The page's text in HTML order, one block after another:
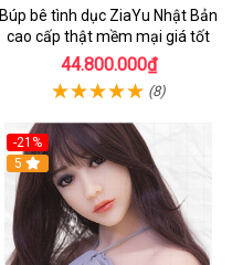
Búp bê tình dục ZiaYu Nhật Bản
cao cấp thật mềm mại giá tốt
44.800.000₫
(8)
-21%
Hot
5